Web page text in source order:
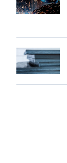
БМК
виробили
трамвайних
колій
Європі
виживуть
тільки